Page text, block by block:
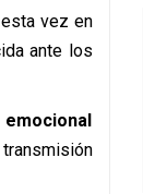
vez en
ante los